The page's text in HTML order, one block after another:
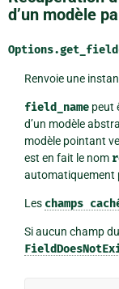
d’un modèle
Options.get_field
Renvoie une
field_namepeut
d’un modèle
modèle pointant
est en fait le nom
automatiquement
Les champs
Si aucun champ